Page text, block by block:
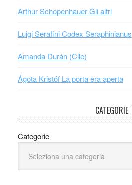
Arthur Schopenhauer Gli altri
Luigi Serafini Codex Seraphinianus
Amanda Durán (Cile)
Ágota Kristóf La porta era aperta
CATEGORIE
Categorie